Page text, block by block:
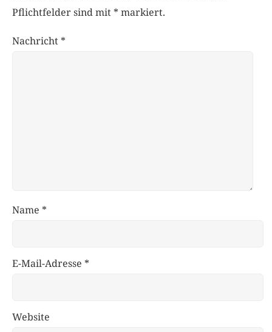
Pflichtfelder sind mit * markiert.
Nachricht *
Name *
E-Mail-Adresse *
Website